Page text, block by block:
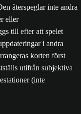
återspeglar inte andra
eller
till efter att spelet
i andra
korten först
utifrån subjektiva
(inte